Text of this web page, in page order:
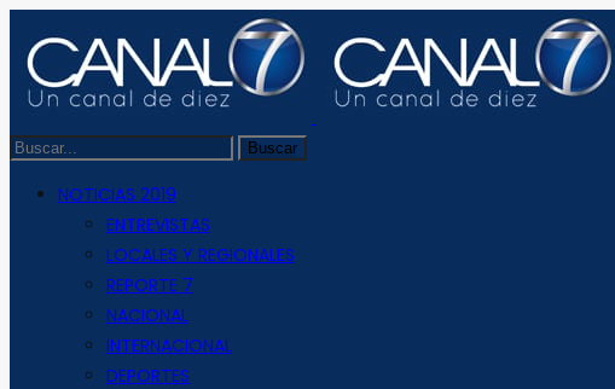
NOTICIAS 2019
ENTREVISTAS
LOCALES Y REGIONALES
REPORTE 7
NACIONAL
INTERNACIONAL
DEPORTES